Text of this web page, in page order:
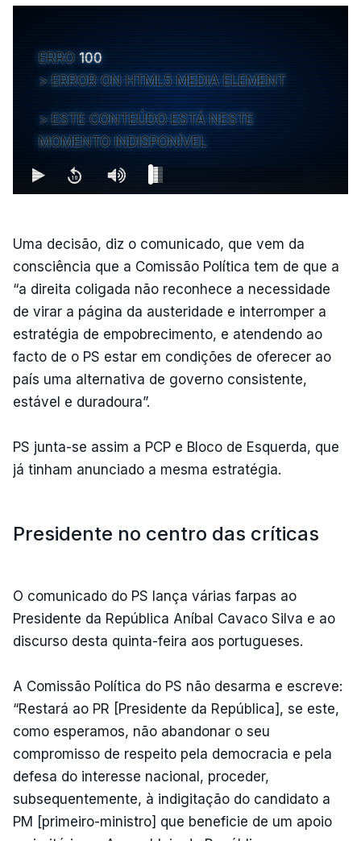
ERRO 100
ERROR ON HTML5 MEDIA ELEMENT
ESTE CONTEÚDO ESTÁ NESTE
MOMENTO INDISPONÍVEL
Uma decisão, diz o comunicado, que vem da
consciência que a Comissão Política tem de que a
“a direita coligada não reconhece a necessidade
de virar a página da austeridade e interromper a
estratégia de empobrecimento, e atendendo ao
facto de o PS estar em condições de oferecer ao
país uma alternativa de governo consistente,
estável e duradoura”.
PS junta-se assim a PCP e Bloco de Esquerda, que
já tinham anunciado a mesma estratégia.
Presidente no centro das críticas
O comunicado do PS lança várias farpas ao
Presidente da República Aníbal Cavaco Silva e ao
discurso desta quinta-feira aos portugueses.
A Comissão Política do PS não desarma e escreve:
“Restará ao PR [Presidente da República], se este,
como esperamos, não abandonar o seu
compromisso de respeito pela democracia e pela
defesa do interesse nacional, proceder,
subsequentemente, à indigitação do candidato a
PM [primeiro-ministro] que beneficie de um apoio